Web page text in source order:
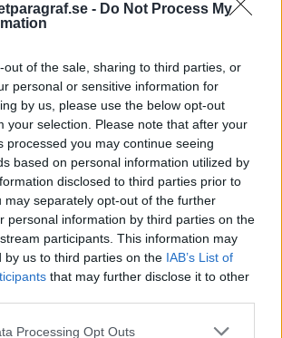
- Do Not Process My
out of the sale, sharing to third parties, or
personal or sensitive information for
by us, please use the below opt-out
your selection. Please note that after your
processed you may continue seeing
based on personal information utilized by
disclosed to third parties prior to
may separately opt-out of the further
personal information by third parties on the
participants. This information may
by us to third parties on the IAB’s List of
that may further disclose it to other
Processing Opt Outs
dödade mig
år sedan inträffade ett av Sveriges
här på Tidaholmsanstalten. Det
Än varmare blev det när
i brand.
aktiviteter för barn i
och daghem och kyrkan kör
har kurser där ungarna kan